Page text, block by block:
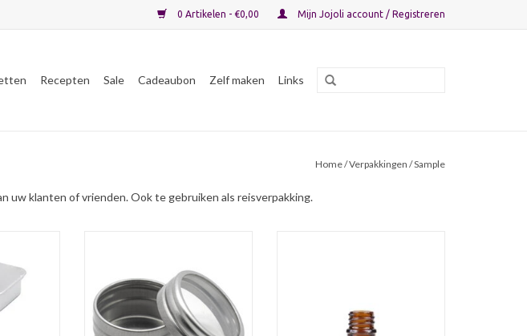
0 Artikelen - €0,00 Mijn Jojoli account / Registreren
Recepten Sale Cadeaubon Zelf maken Links
Home/Verpakkingen / Sample
uw klanten of vrienden. Ook te gebruiken als reisverpakking.
onder
solid
om samples in te verpakken. Past
door de brievenbus.
TOEVOEGEN AAN WINKELWAGEN TOEVOEGEN AAN WINKELWAGEN